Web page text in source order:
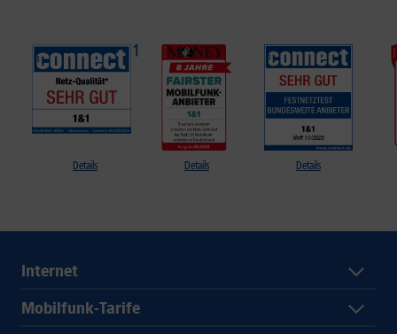
Details Details Details
Internet
Mobilfunk-Tarife